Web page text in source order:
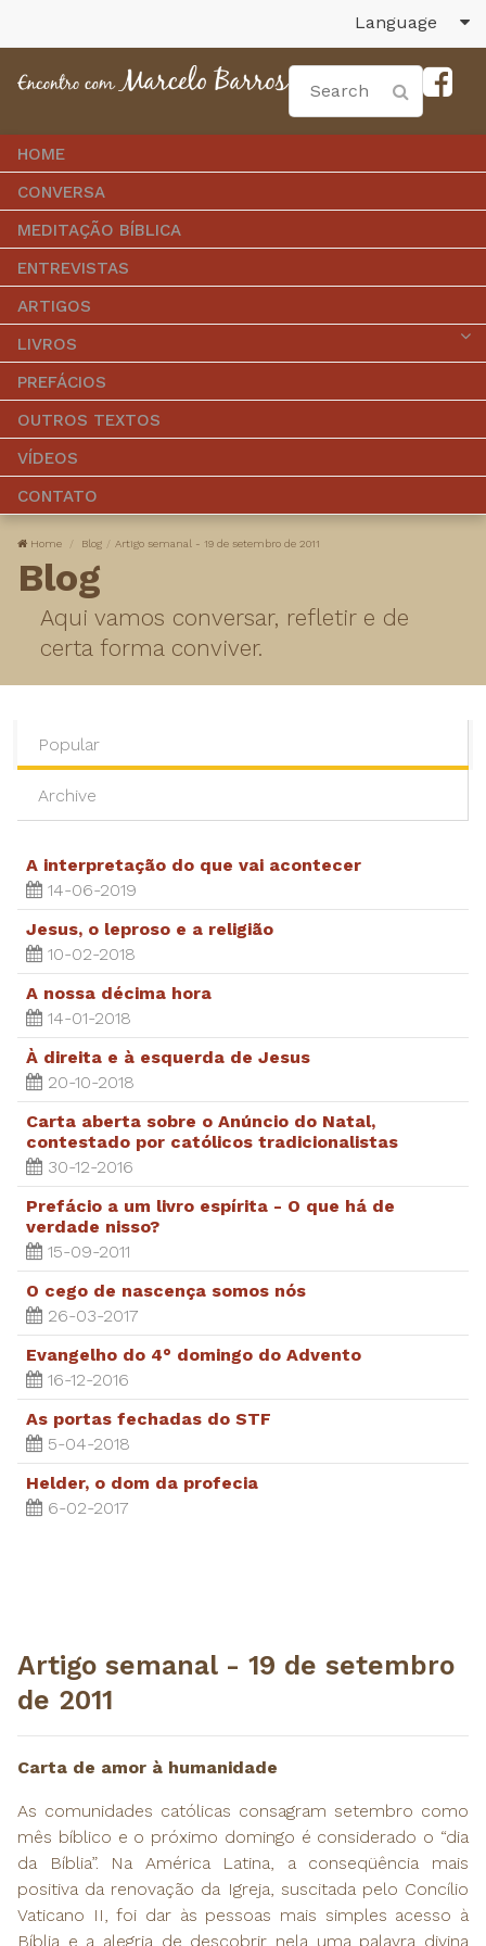
Language
HOME
CONVERSA
MEDITAÇÃO BÍBLICA
ENTREVISTAS
ARTIGOS
LIVROS
PREFÁCIOS
OUTROS TEXTOS
VÍDEOS
CONTATO
Home Blog Artigo semanal - 19 de setembro de 2011
Blog
Aqui vamos conversar, refletir e de
certa forma conviver.
Popular
Archive
A interpretação do que vai acontecer
14-06-2019
Jesus, o leproso e a religião
10-02-2018
A nossa décima hora
14-01-2018
À direita e à esquerda de Jesus
20-10-2018
Carta aberta sobre o Anúncio do Natal,
contestado por católicos tradicionalistas
30-12-2016
Prefácio a um livro espírita - O que há de
verdade nisso?
15-09-2011
O cego de nascença somos nós
26-03-2017
Evangelho do 4° domingo do Advento
16-12-2016
As portas fechadas do STF
5-04-2018
Helder, o dom da profecia
6-02-2017
Artigo semanal - 19 de setembro
de 2011
Carta de amor à humanidade
As comunidades católicas consagram setembro como
mês bíblico e o próximo domingo é considerado o “dia
da Bíblia”. Na América Latina, a conseqüência mais
positiva da renovação da Igreja, suscitada pelo Concílio
Vaticano II, foi dar às pessoas mais simples acesso à
Bíblia e a alegria de descobrir nela uma palavra divina